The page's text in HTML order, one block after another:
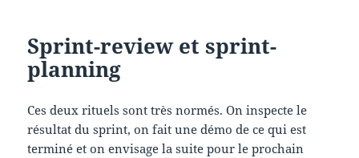
Sprint-review et sprint-
planning
Ces deux rituels sont très normés. On inspecte le
résultat du sprint, on fait une démo de ce qui est
terminé et on envisage la suite pour le prochain